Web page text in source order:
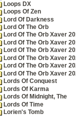
Loops DX
Loops Of Zen
Lord Of Darkness
Lord Of The Orb
Lord Of The Orb Xaver
Lord Of The Orb Xaver
Lord Of The Orb Xaver
Lord Of The Orb Xaver
Lord Of The Orb Xaver
Lord Of The Orb Xaver
Lords Of Conquest
Lords Of Karma
Lords Of Midnight, The
Lords Of Time
Lorien's Tomb